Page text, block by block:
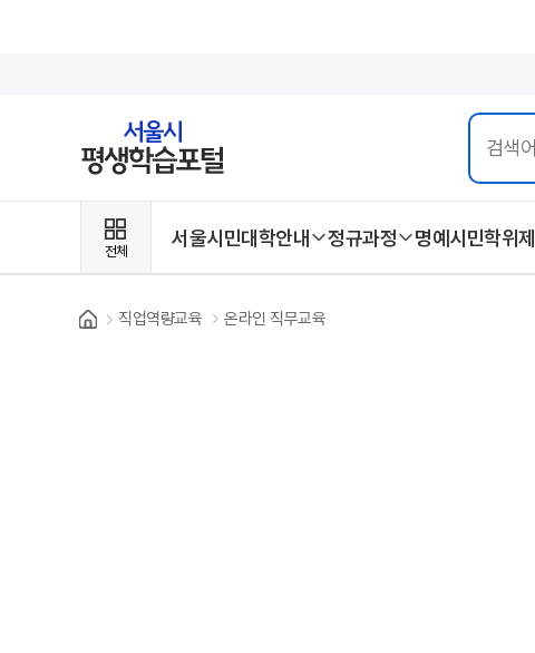
전체
서울시민대학안내 정규과정 명예시민학위제
Home
직업역량교육 온라인 직무교육